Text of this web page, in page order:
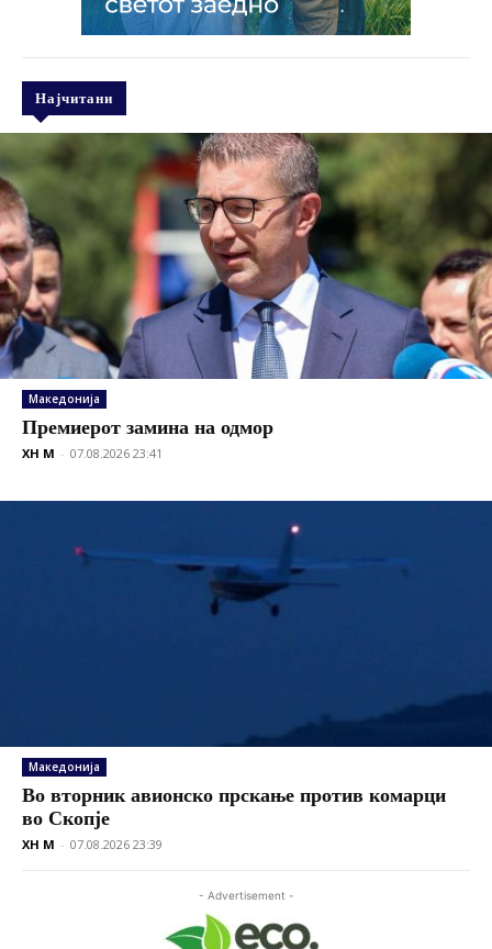
Најчитани
Македонија
Премиерот замина на одмор
XH M - 07.08.2026 23:41
Македонија
Во вторник авионско прскање против комарци
во Скопје
XH M - 07.08.2026 23:39
- Advertisement -